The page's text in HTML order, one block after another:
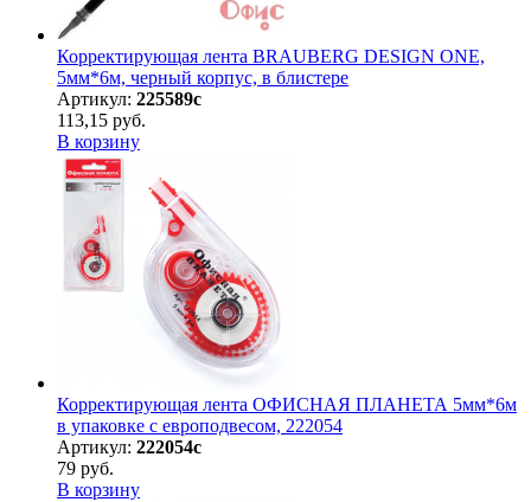
Корректирующая лента BRAUBERG DESIGN ONE,
5мм*6м, черный корпус, в блистере
Артикул: 225589с
113,15 руб.
В корзину
Корректирующая лента ОФИСНАЯ ПЛАНЕТА 5мм*6м
в упаковке с европодвесом, 222054
Артикул: 222054с
79 руб.
В корзину